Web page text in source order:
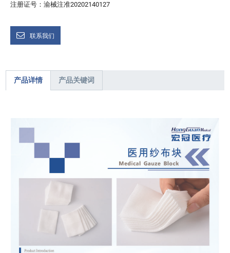
注册证号：渝械注准20202140127
联系我们
产品详情 产品关键词